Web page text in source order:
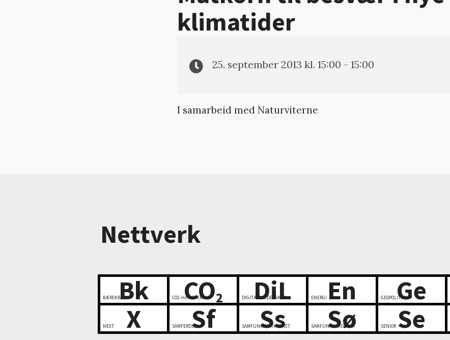
klimatider
25. september 2013 kl. 15:00 - 15:00
I samarbeid med Naturviterne
Nettverk
Bk
BÆREKRAFT CO2
CO2-HÅNDTERING DiL
DIGITALT LEDERSKAP En
ENERGI Ge
GEOPOLITIKK
X
NEXT Sf
SAMFERDSEL Ss
SAMFUNNSSIKKERHET Sø
SAMFUNNSØKONOMI Se
SENIOR